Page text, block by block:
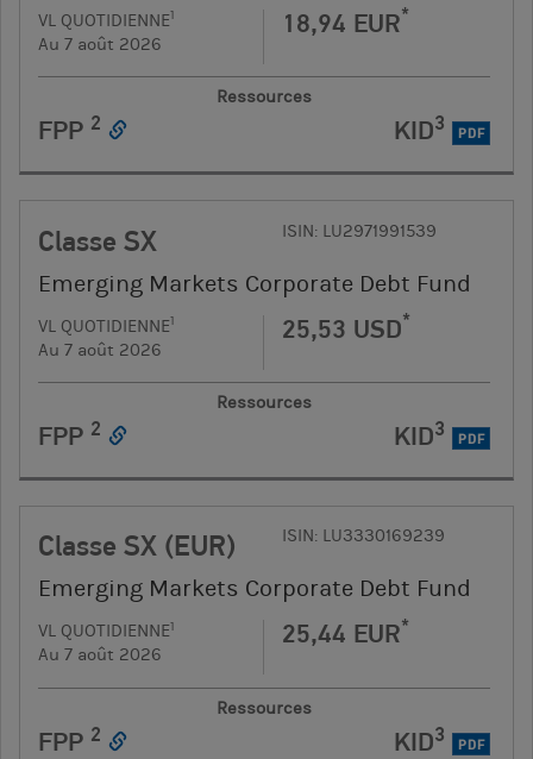
VL QUOTIDIENNE1
Au 7 août 2026
18,94 EUR*
Ressources
FPP 2 KID3 PDF
Classe SX ISIN: LU2971991539
Emerging Markets Corporate Debt Fund
VL QUOTIDIENNE1
Au 7 août 2026
25,53 USD*
Ressources
FPP 2 KID3 PDF
Classe SX (EUR) ISIN: LU3330169239
Emerging Markets Corporate Debt Fund
VL QUOTIDIENNE1
Au 7 août 2026
25,44 EUR*
Ressources
FPP 2 KID3 PDF